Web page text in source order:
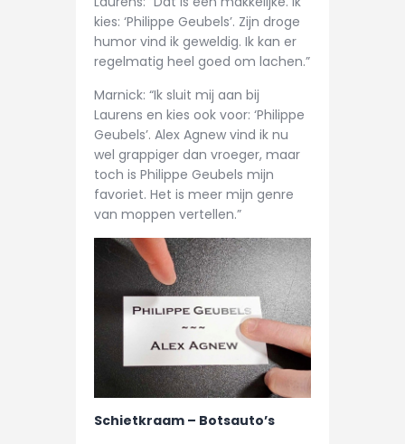
kies: ‘Philippe Geubels’. Zijn droge
humor vind ik geweldig. Ik kan er
regelmatig heel goed om lachen.”
Marnick: “Ik sluit mij aan bij
Laurens en kies ook voor: ‘Philippe
Geubels’. Alex Agnew vind ik nu
wel grappiger dan vroeger, maar
toch is Philippe Geubels mijn
favoriet. Het is meer mijn genre
van moppen vertellen.”
Schietkraam – Botsauto’s